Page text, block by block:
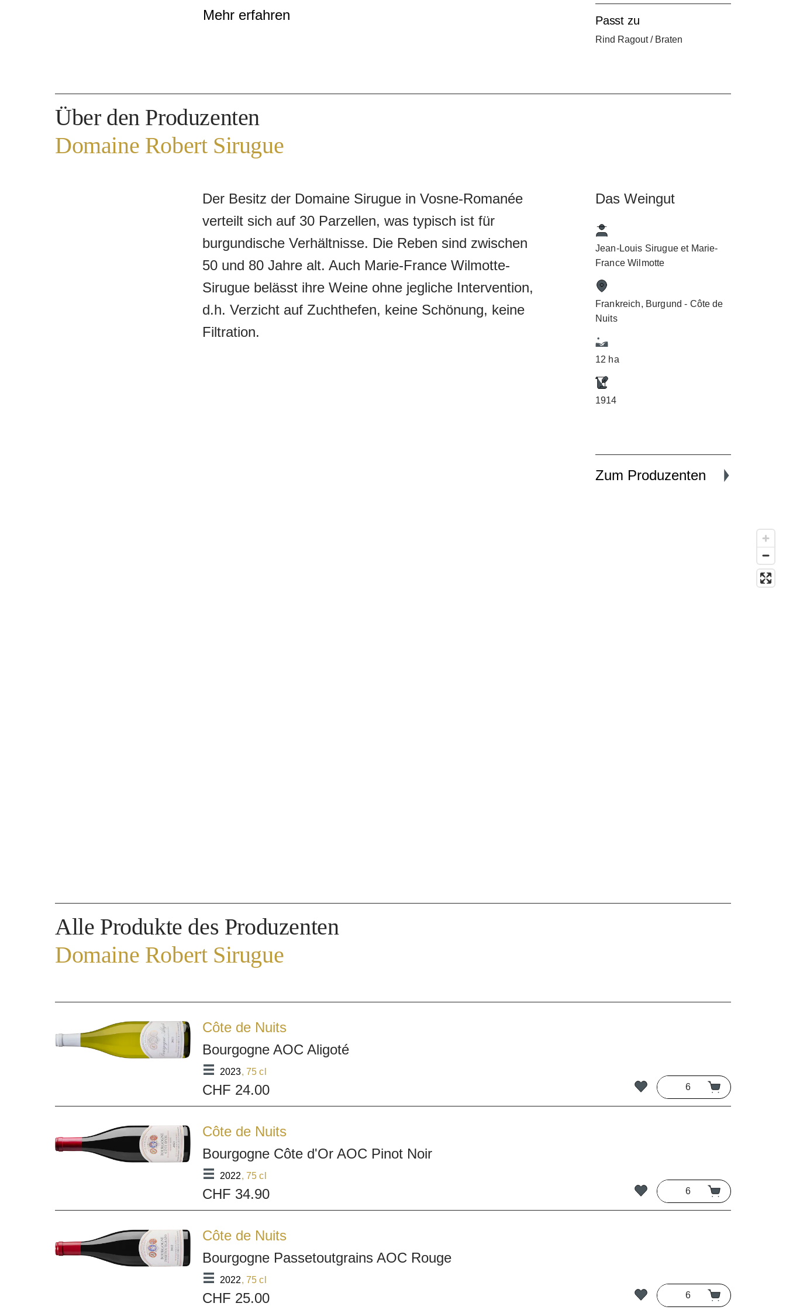
Mehr erfahren Passt zu
Rind Ragout / Braten
Über den Produzenten
Domaine Robert Sirugue
Der Besitz der Domaine Sirugue in Vosne-Romanée
verteilt sich auf 30 Parzellen, was typisch ist für
burgundische Verhältnisse. Die Reben sind zwischen
50 und 80 Jahre alt. Auch Marie-France Wilmotte-
Sirugue belässt ihre Weine ohne jegliche Intervention,
d.h. Verzicht auf Zuchthefen, keine Schönung, keine
Filtration.
Das Weingut
Jean-Louis Sirugue et Marie-
France Wilmotte
Frankreich, Burgund - Côte de
Nuits
12 ha
1914
Zum Produzenten
Alle Produkte des Produzenten
Domaine Robert Sirugue
Côte de Nuits
Bourgogne AOC Aligoté
2023, 75 cl
CHF 24.00
Côte de Nuits
Bourgogne Côte d'Or AOC Pinot Noir
2022, 75 cl
CHF 34.90
Côte de Nuits
Bourgogne Passetoutgrains AOC Rouge
2022, 75 cl
CHF 25.00